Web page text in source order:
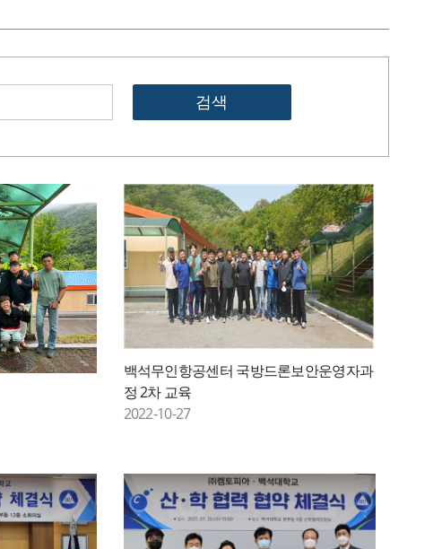
검색
백석무인항공센터 국방드론보안운영자과
정 2차 교육
2022-10-27